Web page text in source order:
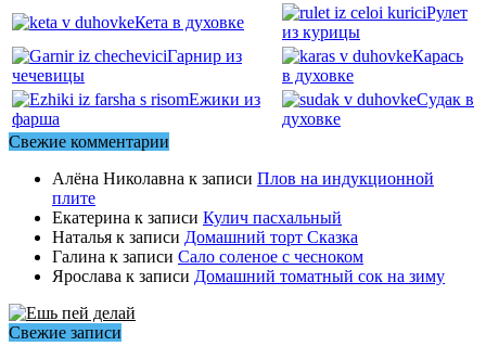
Кета в духовке
Рулет
из курицы
Гарнир из
чечевицы
Карась
в духовке
Ежики из
фарша
Судак в
духовке
Свежие комментарии
Алёна Николавна к записи Плов на индукционной
плите
Екатерина к записи Кулич пасхальный
Наталья к записи Домашний торт Сказка
Галина к записи Сало соленое с чесноком
Ярослава к записи Домашний томатный сок на зиму
Свежие записи